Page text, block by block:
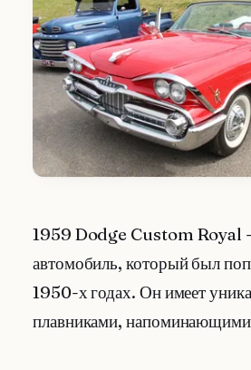
1959 Dodge Custom Royal
автомобиль, который был
1950-х годах. Он имеет
плавниками, напоминающими